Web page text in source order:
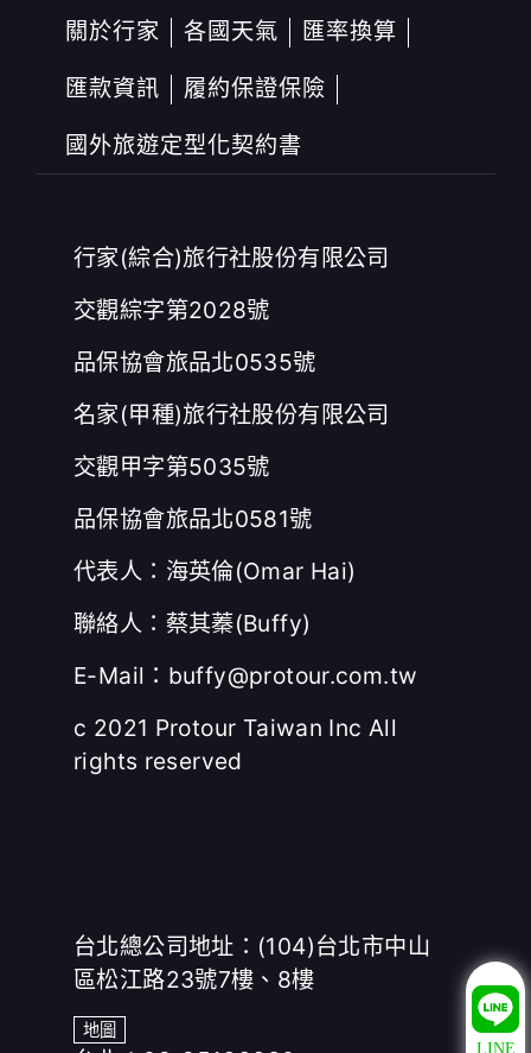
關於行家 各國天氣
匯率換算
匯款資訊
履約保證保險
國外旅遊定型化契約書
行家(綜合)旅行社股份有限公司
交觀綜字第2028號
品保協會旅品北0535號
名家(甲種)旅行社股份有限公司
交觀甲字第5035號
品保協會旅品北0581號
代表人：海英倫(Omar Hai)
聯絡人：蔡其蓁(Buffy)
E-Mail：buffy@protour.com.tw
c 2021 Protour Taiwan Inc All
rights reserved
台北總公司地址：(104)台北市中山
區松江路23號7樓、8樓
地圖
LINE